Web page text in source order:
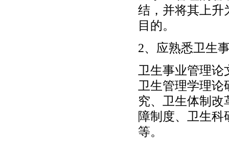
结，并将其上升
目的。
2、应熟悉卫生
卫生事业管理
卫生管理学理
究、卫生体制
障制度、卫生
等。